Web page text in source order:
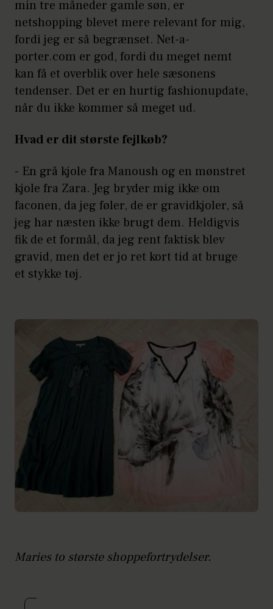
min tre måneder gamle søn, er
netshopping blevet mere relevant for mig,
fordi jeg er så begrænset. Net-a-
porter.com er god, fordi du meget nemt
kan få et overblik over hele sæsonens
tendenser. Det er en hurtig fashionupdate,
når du ikke kommer så meget ud.
Hvad er dit største fejlkøb?
- En grå kjole fra Manoush og en mønstret
kjole fra Zara. Jeg bryder mig ikke om
faconen, da jeg føler, de er gravidkjoler, så
jeg har næsten ikke brugt dem. Heldigvis
fik de et formål, da jeg rent faktisk blev
gravid, men det er jo ret kort tid at bruge
et stykke tøj.
Maries to største shoppefortrydelser.